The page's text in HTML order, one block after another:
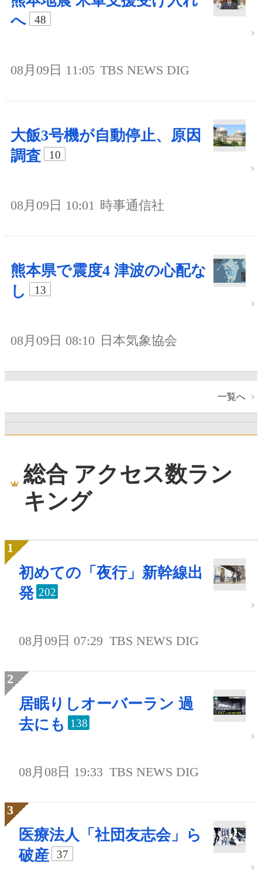
へ
48
08月09日 11:05 TBS NEWS DIG
大飯3号機が自動停止、原因
調査
10
08月09日 10:01 時事通信社
熊本県で震度4 津波の心配な
し
13
08月09日 08:10 日本気象協会
一覧へ
総合 アクセス数ラン
キング
初めての「夜行」新幹線出
発 202
08月09日 07:29 TBS NEWS DIG
居眠りしオーバーラン 過
去にも
138
08月08日 19:33 TBS NEWS DIG
医療法人「社団友志会」ら
破産
37